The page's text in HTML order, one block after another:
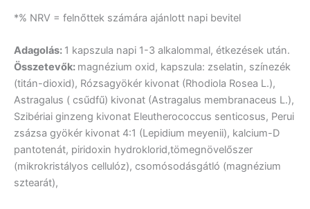
*% NRV = felnőttek számára ajánlott napi bevitel
Adagolás: 1 kapszula napi 1-3 alkalommal, étkezések után.
Összetevők: magnézium oxid, kapszula: zselatin, színezék
(titán-dioxid), Rózsagyökér kivonat (Rhodiola Rosea L.),
Astragalus ( csűdfű) kivonat (Astragalus membranaceus L.),
Szibériai ginzeng kivonat Eleutherococcus senticosus, Perui
zsázsa gyökér kivonat 4:1 (Lepidium meyenii), kalcium-D
pantotenát, piridoxin hydroklorid,tömegnövelőszer
(mikrokristályos cellulóz), csomósodásgátló (magnézium
sztearát),